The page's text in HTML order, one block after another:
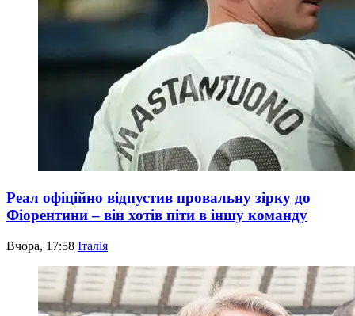
Реал офіційно відпустив провальну зірку до
Фіорентини – він хотів піти в іншу команду
Вчора, 17:58 Італія